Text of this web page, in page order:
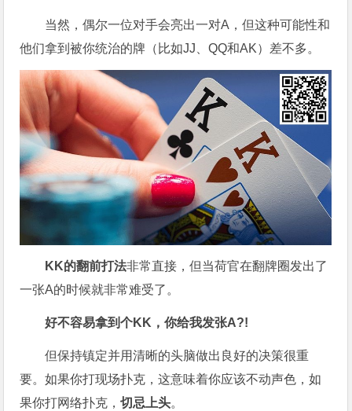
当然，偶尔一位对手会亮出一对A，但这种可能性和
他们拿到被你统治的牌（比如JJ、QQ和AK）差不多。
KK的翻前打法非常直接，但当荷官在翻牌圈发出了
一张A的时候就非常难受了。
好不容易拿到个KK，你给我发张A?!
但保持镇定并用清晰的头脑做出良好的决策很重
要。如果你打现场扑克，这意味着你应该不动声色，如
果你打网络扑克，切忌上头。